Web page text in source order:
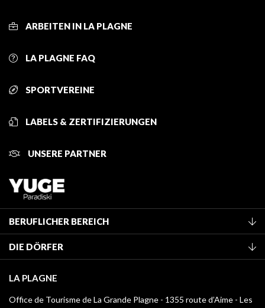
ARBEITEN IN LA PLAGNE
LA PLAGNE FAQ
SPORTVEREINE
LABELS & ZERTIFIZIERUNGEN
UNSERE PARTNER
BERUFLICHER BEREICH
Mitglied des Fremdenverkehrsamtes werden
Klassifizierung von Möbeln
Kurtaxe
Mediathek
DIE DÖRFER
Champagny-en-Vanoise
Montchavin - Les Coches
LA PLAGNE
Office de Tourisme de La Grande Plagne - 1355 route d’Aime - Les